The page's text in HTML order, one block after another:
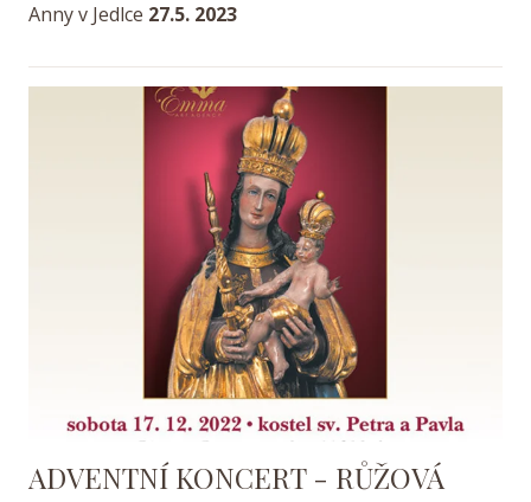
Anny v Jedlce 27.5. 2023
ADVENTNÍ KONCERT - RŮŽOVÁ